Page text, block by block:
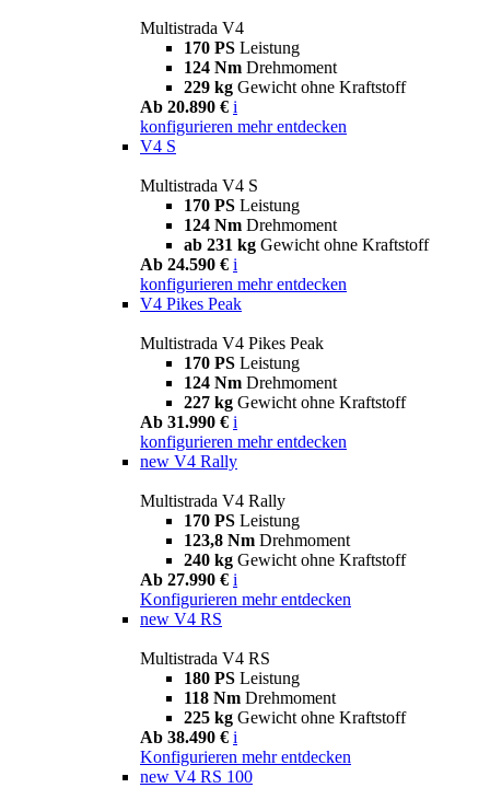
Multistrada V4
170 PS Leistung
124 Nm Drehmoment
229 kg Gewicht ohne Kraftstoff
Ab 20.890 € i
konfigurieren mehr entdecken
V4 S
Multistrada V4 S
170 PS Leistung
124 Nm Drehmoment
ab 231 kg Gewicht ohne Kraftstoff
Ab 24.590 € i
konfigurieren mehr entdecken
V4 Pikes Peak
Multistrada V4 Pikes Peak
170 PS Leistung
124 Nm Drehmoment
227 kg Gewicht ohne Kraftstoff
Ab 31.990 € i
konfigurieren mehr entdecken
new V4 Rally
Multistrada V4 Rally
170 PS Leistung
123,8 Nm Drehmoment
240 kg Gewicht ohne Kraftstoff
Ab 27.990 € i
Konfigurieren mehr entdecken
new V4 RS
Multistrada V4 RS
180 PS Leistung
118 Nm Drehmoment
225 kg Gewicht ohne Kraftstoff
Ab 38.490 € i
Konfigurieren mehr entdecken
new V4 RS 100